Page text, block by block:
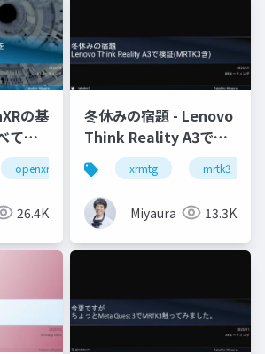
の基
てみ
openxr openvr hololens
26.4K
冬休みの宿題 - Lenovo
Think Reality A3で検
証(MRTK3含)
xrmtg mrtk3
Miyaura 13.3K